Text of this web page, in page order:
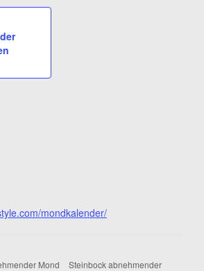
mondkalender/
Mond Steinbock abnehmender